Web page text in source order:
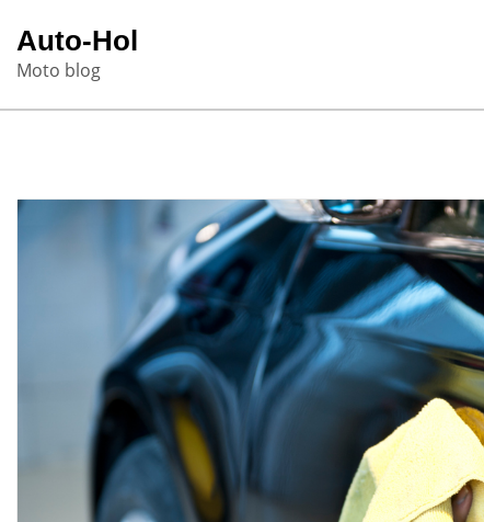
content
Auto-Hol
Moto blog